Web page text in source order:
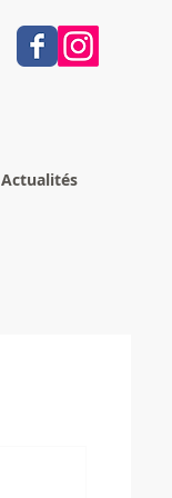
Actualités